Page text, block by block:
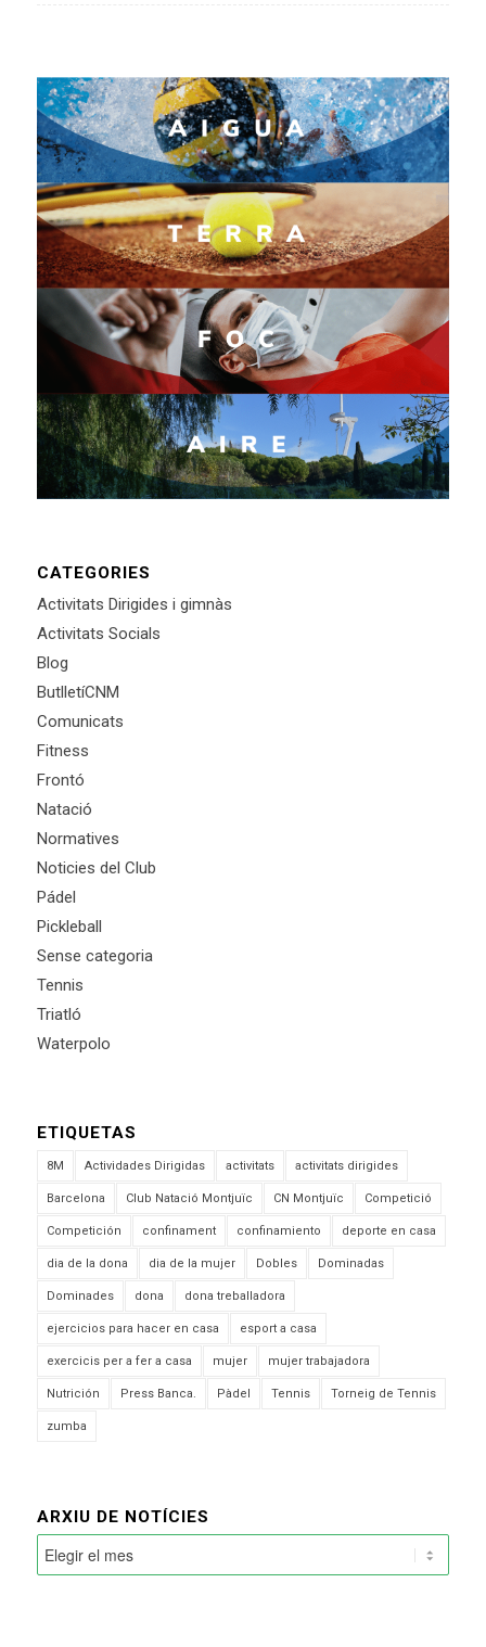
CATEGORIES
Activitats Dirigides i gimnàs
Activitats Socials
Blog
ButlletíCNM
Comunicats
Fitness
Frontó
Natació
Normatives
Noticies del Club
Pádel
Pickleball
Sense categoria
Tennis
Triatló
Waterpolo
ETIQUETAS
8M Actividades Dirigidas activitats activitats dirigides
Barcelona Club Natació Montjuïc CN Montjuïc Competició
Competición confinament confinamiento deporte en casa
dia de la dona dia de la mujer Dobles Dominadas
Dominades dona dona treballadora
ejercicios para hacer en casa esport a casa
exercicis per a fer a casa mujer mujer trabajadora
Nutrición Press Banca. Pàdel Tennis Torneig de Tennis
zumba
ARXIU DE NOTÍCIES